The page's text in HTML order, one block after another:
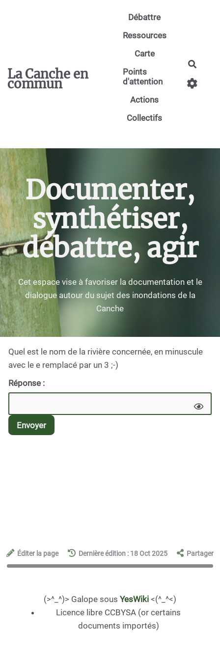
La Canche en
commun
Débattre
Ressources
Carte
Points
d'attention
Actions
Collectifs
Documenter,
synthétiser,
débattre, agir
Cet espace vise à favoriser la documentation et le
dialogue autour du sujet des inondations de la
Canche
Quel est le nom de la rivière concernée, en minuscule
avec le e remplacé par un 3 ;-)
Réponse :
Envoyer
Éditer la page Dernière édition : 18 Oct 2025 Partager
(>^_^)> Galope sous YesWiki <(^_^<)
Licence libre CCBYSA (or certains
documents importés)